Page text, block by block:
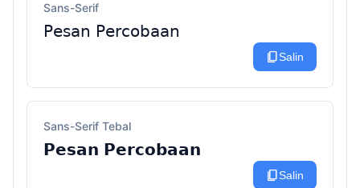
Sans-Serif
𝖯𝖾𝗌𝖺𝗇 𝖯𝖾𝗋𝖼𝗈𝖻𝖺𝖺𝗇
content_copySalin
Sans-Serif Tebal
𝗣𝗲𝘀𝗮𝗻 𝗣𝗲𝗿𝗰𝗼𝗯𝗮𝗮𝗻
content_copySalin